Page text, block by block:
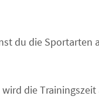
du die Sportarten
wird die